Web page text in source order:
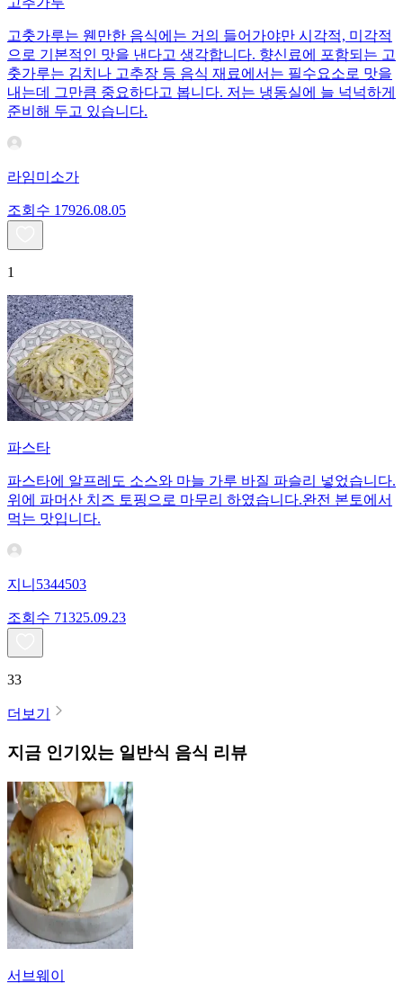
고춧가루는 웬만한 음식에는 거의 들어가야만 시각적, 미각적
으로 기본적인 맛을 낸다고 생각합니다. 향신료에 포함되는 고
춧가루는 김치나 고추장 등 음식 재료에서는 필수요소로 맛을
내는데 그만큼 중요하다고 봅니다. 저는 냉동실에 늘 넉넉하게
준비해 두고 있습니다.
라임미소가
조회수 17926.08.05
1
파스타
파스타에 알프레도 소스와 마늘 가루 바질 파슬리 넣었습니다.
위에 파머산 치즈 토핑으로 마무리 하였습니다.완전 본토에서
먹는 맛입니다.
지니5344503
조회수 71325.09.23
33
더보기
지금 인기있는 일반식 음식 리뷰
서브웨이